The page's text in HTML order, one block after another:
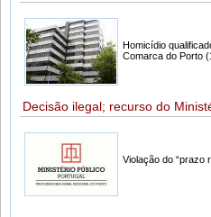
Homicídio
Comarca do Porto
Decisão ilegal; recurso do
Violação do “prazo